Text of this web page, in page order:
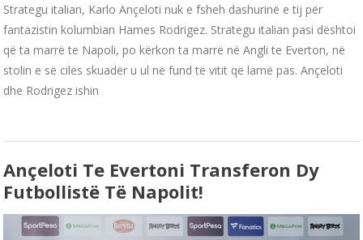
Strategu italian, Karlo Ançeloti nuk e fsheh dashurinë e tij për
fantazistin kolumbian Hames Rodrigez. Strategu italian pasi dështoi
që ta marrë te Napoli, po kërkon ta marrë në Angli te Everton, në
stolin e së cilës skuadër u ul në fund të vitit që lamë pas. Ançeloti
dhe Rodrigez ishin
Ançeloti Te Evertoni Transferon Dy
Futbollistë Të Napolit!